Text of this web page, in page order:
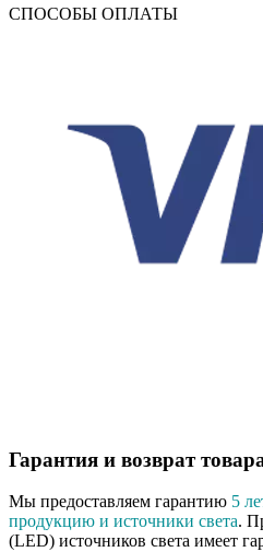
СПОСОБЫ ОПЛАТЫ
Гарантия и возврат
Мы предоставляем гарантию 5
продукцию и источники света.
(LED) источников света имеет